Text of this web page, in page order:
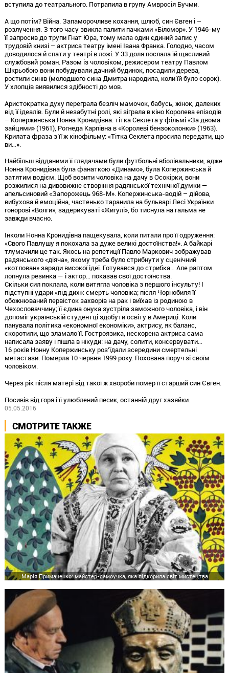
вступила до театрального. Потрапила в групу Амвросія Бучми.
А що потім? Війна. Запаморочливе кохання, шлюб, син Євген і –
розлучення. З того часу звикла палити пачками «Біломор». У 1946-му
її запросив до трупи Гнат Юра, тому мала один єдиний запис у
трудовій книзі – актриса театру імені Івана Франка. Голодно, часом
доводилося й спати у театрі в ложі. У 33 доля послала їй щасливий
службовий роман. Разом із чоловіком, режисером театру Павлом
Шкрьобою вони побудували дачний будинок, посадили дерева,
ростили синів (молодшого сина Дмитра народила, коли їй було сорок).
У хлопців виявилися здібності до мов.
Аристократка духу переграла безліч мамочок, бабусь, жінок, далеких
від її ідеалів. Були й незабутні ролі, які зіграла в кіно Королева епізодів
– Копержинська Нонна Кронидівна: тітка Секлета у фільмі «За двома
зайцями» (1961), Рогнеда Карпівна в «Королеві бензоколонки» (1963).
Крилата фраза з її ж кінофільму: «Тітка Секлета просила передати, що
ви…».
Найбільш відданими її глядачами були футбольні вболівальники, адже
Нонна Кронидівна була фанаткою «Динамо», була Копержинська й
затятим водієм. Щоб возити чоловіка на дачу в Осокірки, вони
розжилися на дивовижне створіння радянської технічної думки —
апельсиновий «Запорожець 968-М». Копержинська-водій – дійова,
вибухова й емоційна, частенько таранила на бульварі Лесі Українки
гонорові «Волги», задерикуваті «Жигулі», бо тиснула на гальма не
завжди вчасно.
Інколи Нонна Кронидівна пащекувала, коли питали про її одруження:
«Свого Павлушу я покохала за дуже великі достоїнства!». А байкарі
тлумачили це так. Якось на репетиції Павло Маркович зображував
радянського «діяча», якому треба було стрибнути у сценічний
«котлован» заради високої ідеї. Готувався до стрибка… Але раптом
лопнула резинка — і актор… показав свої достоїнства.
Скільки сил поклала, коли витягла чоловіка з першого інсульту! І
підступні удари «під дих»: смерть чоловіка; після Чорнобиля її
обожнюваний первісток захворів на рак і виїхав із родиною в
Чехословаччину; її єдина онука зустріла заможного чоловіка, і він
допоміг українській студентці здобути освіту в Америці. Коли
панувала політика «економної економіки», актрису, як баланс,
скоротили, що зламало її. Гостроязика, нескорена актриса сама
написала заяву і пішла в нікуди: на дачу, солити, консервувати…
16 років Нонну Копержинську роз’їдали зсередини смертельні
метастази. Померла 10 червня 1999 року. Похована поруч зі своїм
чоловіком.
Через рік після матері від такої ж хвороби помер її старший син Євген.
Посивів від горя і її улюблений песик, останній друг хазяйки.
05.05.2016
СМОТРИТЕ ТАКЖЕ
Марія Примаченко: майстер-самоучка, яка підкорила світ мистецтва